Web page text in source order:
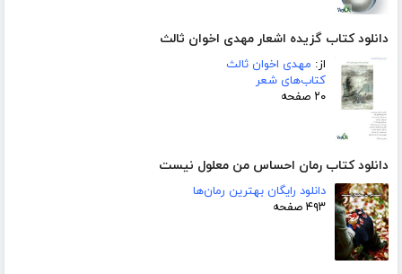
دانلود کتاب گزیده اشعار مهدی اخوان ثالث
از: مهدی اخوان ثالث
کتاب‌های شعر
۲۰ صفحه
دانلود کتاب رمان احساس من معلول نیست
دانلود رایگان بهترین رمان‌ها
۴۹۳ صفحه